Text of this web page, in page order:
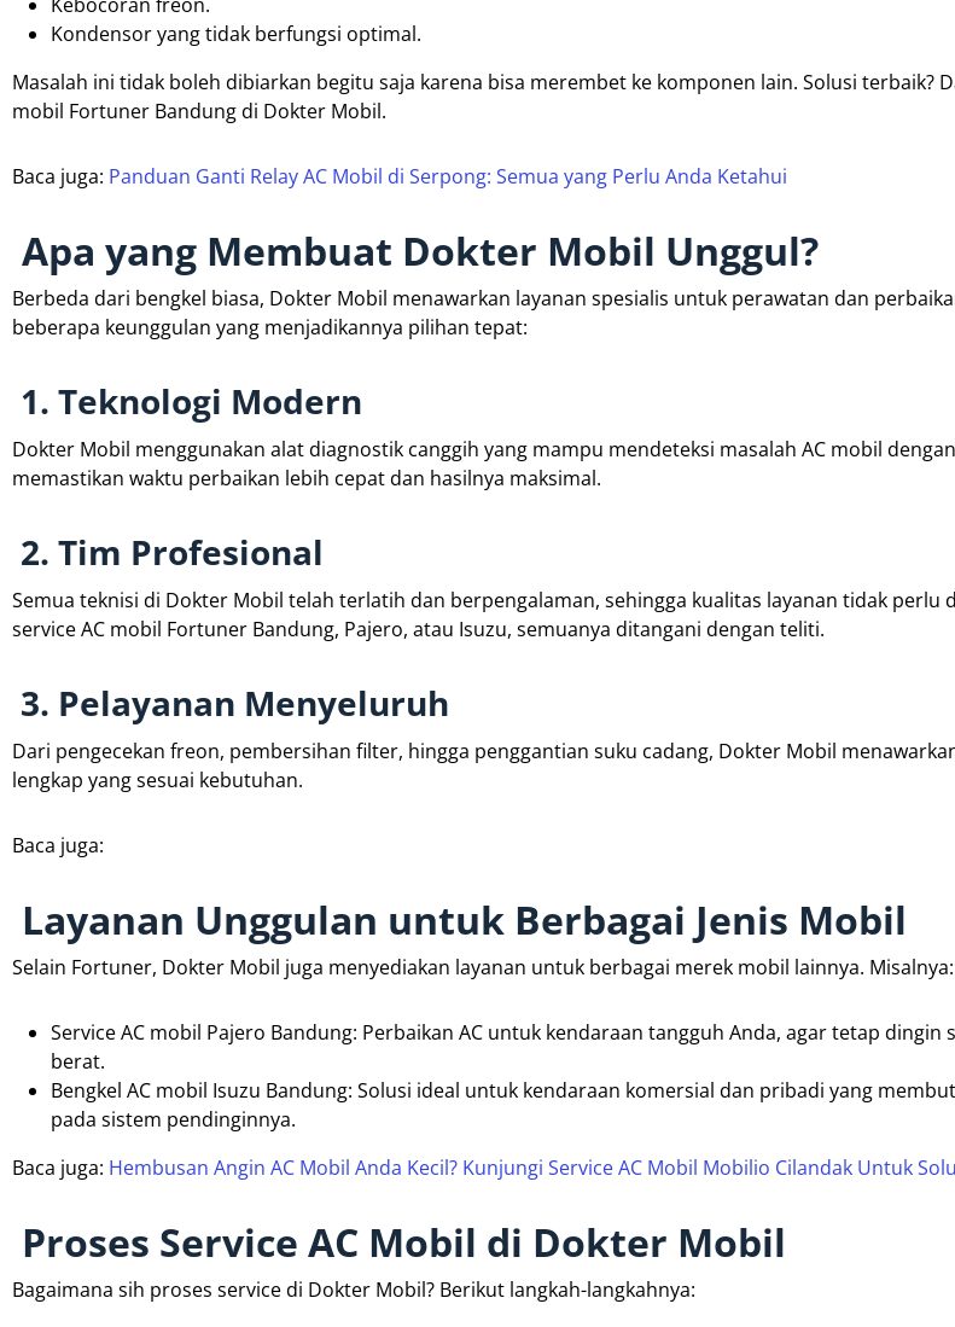
Kebocoran freon.
Kondensor yang tidak berfungsi optimal.
Masalah ini tidak boleh dibiarkan begitu saja karena bisa merembet ke komponen lain. Solusi terbaik?
mobil Fortuner Bandung di Dokter Mobil.
Baca juga: Panduan Ganti Relay AC Mobil di Serpong: Semua yang Perlu Anda Ketahui
Apa yang Membuat Dokter Mobil Unggul?
Berbeda dari bengkel biasa, Dokter Mobil menawarkan layanan spesialis untuk perawatan dan
beberapa keunggulan yang menjadikannya pilihan tepat:
1. Teknologi Modern
Dokter Mobil menggunakan alat diagnostik canggih yang mampu mendeteksi masalah AC mobil
memastikan waktu perbaikan lebih cepat dan hasilnya maksimal.
2. Tim Profesional
Semua teknisi di Dokter Mobil telah terlatih dan berpengalaman, sehingga kualitas layanan tidak perlu
service AC mobil Fortuner Bandung, Pajero, atau Isuzu, semuanya ditangani dengan teliti.
3. Pelayanan Menyeluruh
Dari pengecekan freon, pembersihan filter, hingga penggantian suku cadang, Dokter Mobil
lengkap yang sesuai kebutuhan.
Baca juga:
Layanan Unggulan untuk Berbagai Jenis Mobil
Selain Fortuner, Dokter Mobil juga menyediakan layanan untuk berbagai merek mobil lainnya. Misalnya:
Service AC mobil Pajero Bandung: Perbaikan AC untuk kendaraan tangguh Anda, agar tetap dingin
berat.
Bengkel AC mobil Isuzu Bandung: Solusi ideal untuk kendaraan komersial dan pribadi yang
pada sistem pendinginnya.
Baca juga: Hembusan Angin AC Mobil Anda Kecil? Kunjungi Service AC Mobil Mobilio Cilandak Untuk
Proses Service AC Mobil di Dokter Mobil
Bagaimana sih proses service di Dokter Mobil? Berikut langkah-langkahnya: